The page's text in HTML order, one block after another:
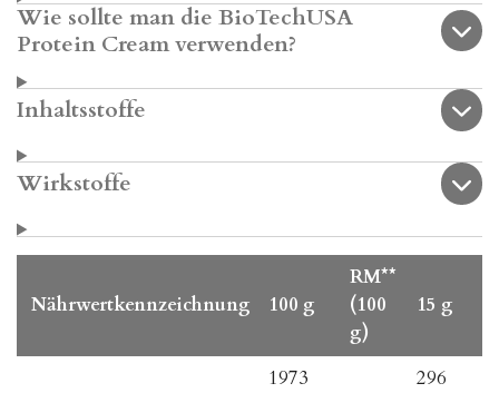
Wie sollte man die BioTechUSA
Protein Cream verwenden?
Inhaltsstoffe
Wirkstoffe
Nährwertkennzeichnung 100 g
RM**
(100
g)
15 g
1973
296